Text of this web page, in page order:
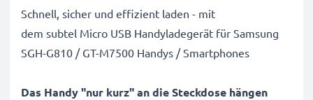
Schnell, sicher und effizient laden - mit
dem subtel Micro USB Handyladegerät für Samsung
SGH-G810 / GT-M7500 Handys / Smartphones
Das Handy "nur kurz" an die Steckdose hängen